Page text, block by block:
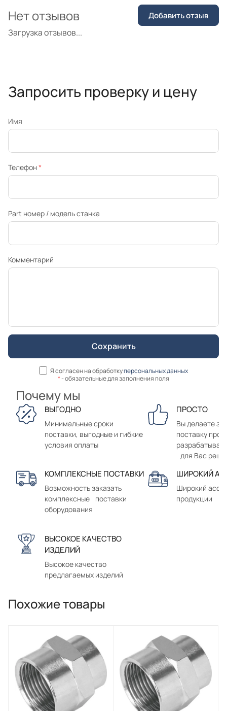
Загрузка отзывов...
Нет отзывов Добавить отзыв
Запросить проверку и цену
Имя
Телефон*
Part номер / модель станка
Комментарий
Я согласен на обработкуперсональных данных
*- обязательные для заполнения поля
Почему мы
ВЫГОДНО
Минимальные сроки
поставки, выгодные и гибкие
условия оплаты
ПРОСТО
Вы делаете
поставку
для Вас
КОМПЛЕКСНЫЕ ПОСТАВКИ
Возможность заказать
комплексные поставки
оборудования
ШИРОКИЙ
Широкий
продукции
ВЫСОКОЕ КАЧЕСТВО
ИЗДЕЛИЙ
Высокое качество
предлагаемых изделий
Похожие товары